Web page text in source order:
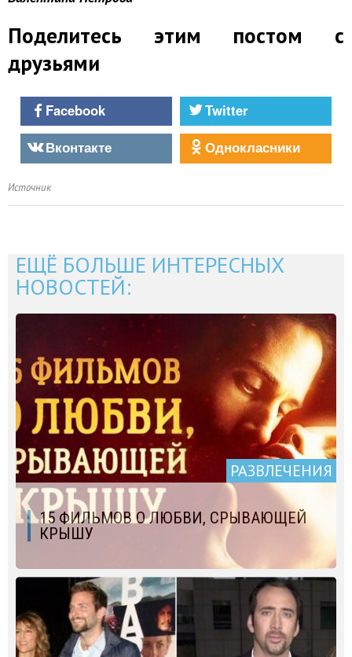
Поделитесь этим постом с
друзьями
Facebook
Twitter
Вконтакте
Однокласники
Источник
ЕЩЁ БОЛЬШЕ ИНТЕРЕСНЫХ
НОВОСТЕЙ:
РАЗВЛЕЧЕНИЯ
15 ФИЛЬМОВ О ЛЮБВИ, СРЫВАЮЩЕЙ
КРЫШУ